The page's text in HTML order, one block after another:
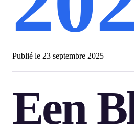
Publié le 23 septembre 2025
Een